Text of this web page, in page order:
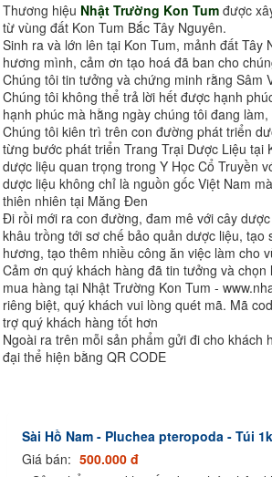
Thương hiệu Nhật Trường Kon Tum được
từ vùng đất Kon Tum Bắc Tây Nguyên.
Sinh ra và lớn lên tại Kon Tum, mảnh đất
hương mình, cảm ơn tạo hoá đã ban cho
Chúng tôi tin tưởng và chứng minh rằng Sâm
Chúng tôi không thể trả lời hết được hạnh
hạnh phúc mà hằng ngày chúng tôi đang
Chúng tôi kiên trì trên con đường phát triển
từng bước phát triển Trang Trại Dược Liệu
dược liệu quan trọng trong Y Học Cổ Truyền
dược liệu không chỉ là nguồn gốc Việt Nam
thiên nhiên tại Măng Đen
Đi rồi mới ra con đường, đam mê với cây
khâu trồng tới sơ chế bảo quản dược liệu,
hương, tạo thêm nhiều công ăn việc làm cho
Cảm ơn quý khách hàng đã tin tưởng và
mua hàng tại Nhật Trường Kon Tum -
riêng biệt, quý khách vui lòng quét mã. Mã
trợ quý khách hàng tốt hơn
Ngoài ra trên mỗi sản phẩm gửi đi cho khách
đại thể hiện bằng QR CODE
Sài Hồ Nam - Pluchea pteropoda - Túi
Giá bán: 500.000 đ